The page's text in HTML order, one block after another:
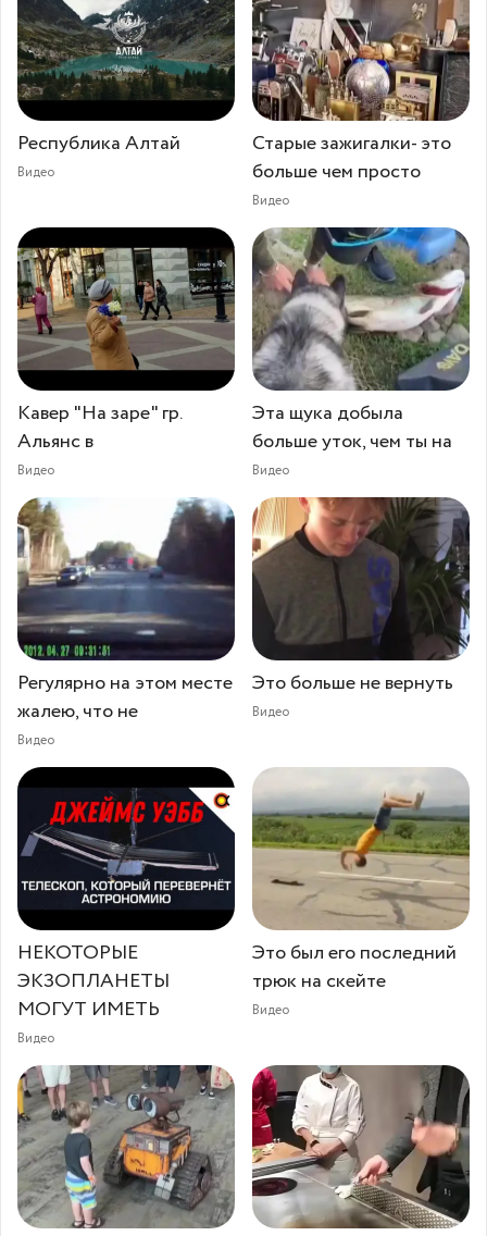
Республика Алтай
Видео
Старые зажигалки- это
больше чем просто
Видео
Кавер "На заре" гр.
Альянс в
Видео
Эта щука добыла
больше уток, чем ты на
Видео
Регулярно на этом месте
жалею, что не
Видео
Это больше не вернуть
Видео
НЕКОТОРЫЕ
ЭКЗОПЛАНЕТЫ
МОГУТ ИМЕТЬ
Видео
Это был его последний
трюк на скейте
Видео